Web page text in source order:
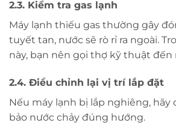
2.3. Kiểm tra gas lạnh
Máy lạnh thiếu gas thường gây
tuyết tan, nước sẽ rò rỉ ra ngoài.
này, bạn nên gọi thợ kỹ thuật đến
2.4. Điều chỉnh lại vị trí lắp đặt
Nếu máy lạnh bị lắp nghiêng, hãy
bảo nước chảy đúng hướng.